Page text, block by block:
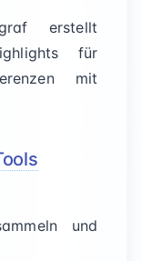
erstellt
für
mit
und